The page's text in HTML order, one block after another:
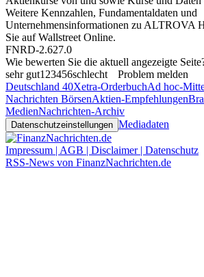
Weitere Kennzahlen, Fundamentaldaten und
Unternehmensinformationen zu ALTROVA
Sie aufWallstreet Online.
FNRD-2.627.0
Wie bewerten Sie die aktuell angezeigte
sehr gut1 23456schlecht
Problem melden
Deutschland 40Xetra-OrderbuchAd hoc-
Nachrichten BörsenAktien-Empfehlungen
MedienNachrichten-Archiv
Datenschutzeinstellungen Mediadaten
Impressum | AGB | Disclaimer | Datenschutz
RSS-News von FinanzNachrichten.de